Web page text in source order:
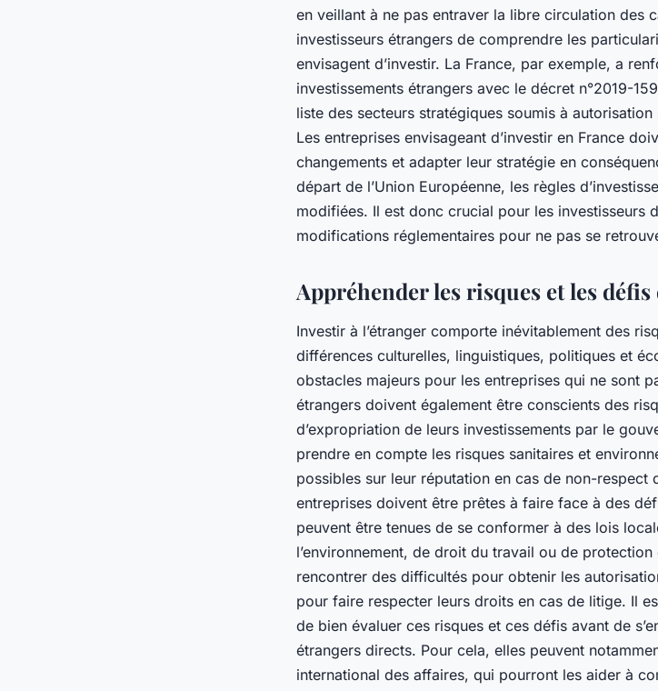
en veillant à ne pas entraver la libre circulation des
investisseurs étrangers de comprendre les
envisagent d’investir. La France, par exemple, a
investissements étrangers avec le décret n°2019-
liste des secteurs stratégiques soumis à
Les entreprises envisageant d’investir en France
changements et adapter leur stratégie en
départ de l’Union Européenne, les règles
modifiées. Il est donc crucial pour les investisseurs
modifications réglementaires pour ne pas se
Appréhender les risques et les défis
Investir à l’étranger comporte inévitablement des
différences culturelles, linguistiques, politiques et
obstacles majeurs pour les entreprises qui ne sont
étrangers doivent également être conscients des
d’expropriation de leurs investissements par le
prendre en compte les risques sanitaires et
possibles sur leur réputation en cas de non-respect
entreprises doivent être prêtes à faire face à des
peuvent être tenues de se conformer à des lois
l’environnement, de droit du travail ou de
rencontrer des difficultés pour obtenir les
pour faire respecter leurs droits en cas de litige. Il
de bien évaluer ces risques et ces défis avant de
étrangers directs. Pour cela, elles peuvent
international des affaires, qui pourront les aider à